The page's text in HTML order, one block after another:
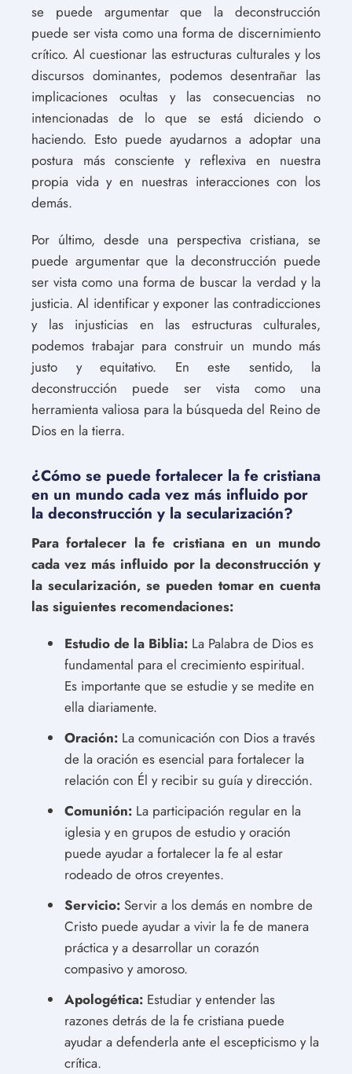
se puede argumentar que la deconstrucción
puede ser vista como una forma de discernimiento
crítico. Al cuestionar las estructuras culturales y los
discursos dominantes, podemos desentrañar las
implicaciones ocultas y las consecuencias no
intencionadas de lo que se está diciendo o
haciendo. Esto puede ayudarnos a adoptar una
postura más consciente y reflexiva en nuestra
propia vida y en nuestras interacciones con los
demás.
Por último, desde una perspectiva cristiana, se
puede argumentar que la deconstrucción puede
ser vista como una forma de buscar la verdad y la
justicia. Al identificar y exponer las contradicciones
y las injusticias en las estructuras culturales,
podemos trabajar para construir un mundo más
justo y equitativo. En este sentido, la
deconstrucción puede ser vista como una
herramienta valiosa para la búsqueda del Reino de
Dios en la tierra.
¿Cómo se puede fortalecer la fe cristiana
en un mundo cada vez más influido por
la deconstrucción y la secularización?
Para fortalecer la fe cristiana en un mundo
cada vez más influido por la deconstrucción y
la secularización, se pueden tomar en cuenta
las siguientes recomendaciones:
Estudio de la Biblia: La Palabra de Dios es
fundamental para el crecimiento espiritual.
Es importante que se estudie y se medite en
ella diariamente.
Oración: La comunicación con Dios a través
de la oración es esencial para fortalecer la
relación con Él y recibir su guía y dirección.
Comunión: La participación regular en la
iglesia y en grupos de estudio y oración
puede ayudar a fortalecer la fe al estar
rodeado de otros creyentes.
Servicio: Servir a los demás en nombre de
Cristo puede ayudar a vivir la fe de manera
práctica y a desarrollar un corazón
compasivo y amoroso.
Apologética: Estudiar y entender las
razones detrás de la fe cristiana puede
ayudar a defenderla ante el escepticismo y la
crítica.